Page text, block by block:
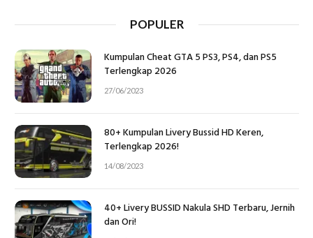
POPULER
Kumpulan Cheat GTA 5 PS3, PS4, dan PS5
Terlengkap 2026
27/06/2023
80+ Kumpulan Livery Bussid HD Keren,
Terlengkap 2026!
14/08/2023
40+ Livery BUSSID Nakula SHD Terbaru, Jernih
dan Ori!